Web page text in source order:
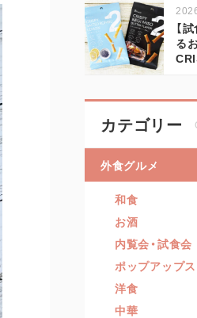
【
る
カテゴリー
外食グルメ
和食
お酒
内覧会・試食会
ポップアップ
洋食
中華